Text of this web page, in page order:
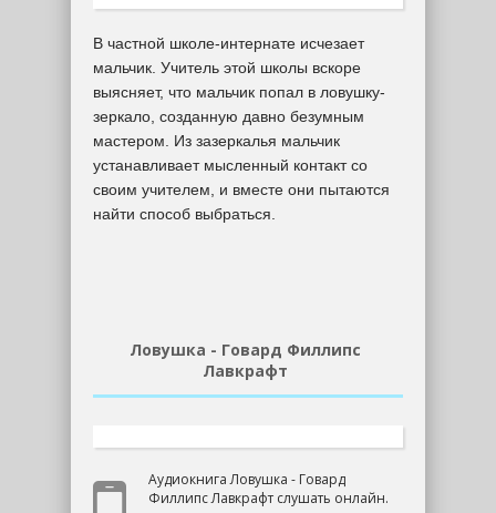
В частной школе-интернате исчезает
мальчик. Учитель этой школы вскоре
выясняет, что мальчик попал в ловушку-
зеркало, созданную давно безумным
мастером. Из зазеркалья мальчик
устанавливает мысленный контакт со
своим учителем, и вместе они пытаются
найти способ выбраться.
Ловушка - Говард Филлипс
Лавкрафт
Аудиокнига Ловушка - Говард
Филлипс Лавкрафт слушать онлайн.